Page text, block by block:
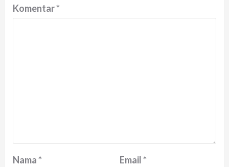
Komentar*
Nama* Email*